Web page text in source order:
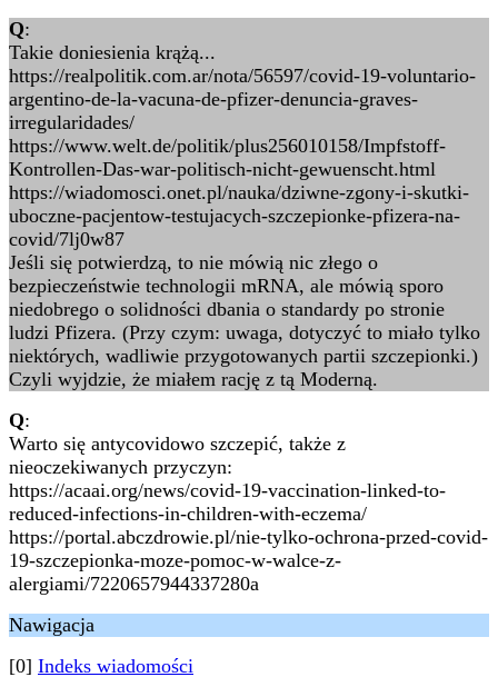
Q:
Takie doniesienia krążą...
https://realpolitik.com.ar/nota/56597/covid-19-voluntario-
argentino-de-la-vacuna-de-pfizer-denuncia-graves-
irregularidades/
https://www.welt.de/politik/plus256010158/Impfstoff-
Kontrollen-Das-war-politisch-nicht-gewuenscht.html
https://wiadomosci.onet.pl/nauka/dziwne-zgony-i-skutki-
uboczne-pacjentow-testujacych-szczepionke-pfizera-na-
covid/7lj0w87
Jeśli się potwierdzą, to nie mówią nic złego o
bezpieczeństwie technologii mRNA, ale mówią sporo
niedobrego o solidności dbania o standardy po stronie
ludzi Pfizera. (Przy czym: uwaga, dotyczyć to miało tylko
niektórych, wadliwie przygotowanych partii szczepionki.)
Czyli wyjdzie, że miałem rację z tą Moderną.
Q:
Warto się antycovidowo szczepić, także z
nieoczekiwanych przyczyn:
https://acaai.org/news/covid-19-vaccination-linked-to-
reduced-infections-in-children-with-eczema/
https://portal.abczdrowie.pl/nie-tylko-ochrona-przed-covid-
19-szczepionka-moze-pomoc-w-walce-z-
alergiami/7220657944337280a
Nawigacja
[0] Indeks wiadomości